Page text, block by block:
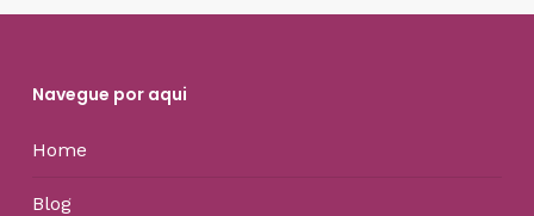
Navegue por aqui
Home
Blog